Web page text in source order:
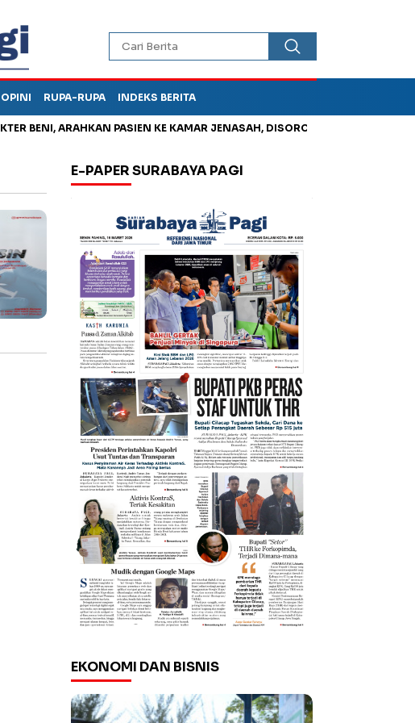
OPINI RUPA-RUPA INDEKS BERITA
ARAHKAN PASIEN KE KAMAR JENASAH, DISOROT
E-PAPER SURABAYA PAGI
EKONOMI DAN BISNIS